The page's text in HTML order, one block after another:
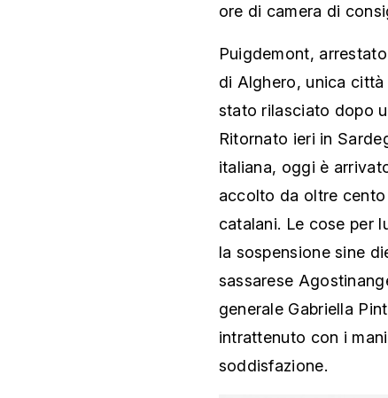
ore di camera di
Puigdemont,
di Alghero, unica
stato rilasciato dopo
Ritornato ieri in
italiana, oggi è
accolto da oltre
catalani. Le cose per
la sospensione sine
sassarese
generale Gabriella
intrattenuto con i
soddisfazione.